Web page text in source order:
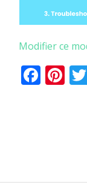
Modifier ce